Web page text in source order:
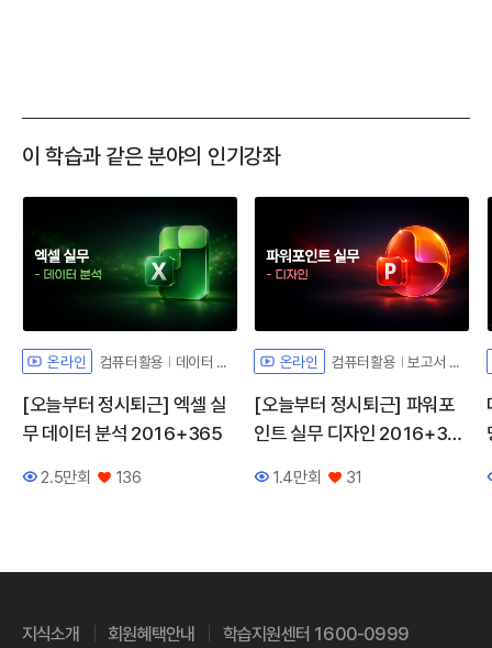
이 학습과 같은 분야의 인기강좌
온라인 컴퓨터활용 데이터 분석
[오늘부터 정시퇴근] 엑셀 실
무 데이터 분석 2016+365
조회수
2.5만회
좋아요
136
온라인 컴퓨터활용 보고서 디자인
[오늘부터 정시퇴근] 파워포
인트 실무 디자인 2016+36
조회수
1.4만회
좋아요
31
지식소개 회원혜택안내 학습지원센터 1600-0999